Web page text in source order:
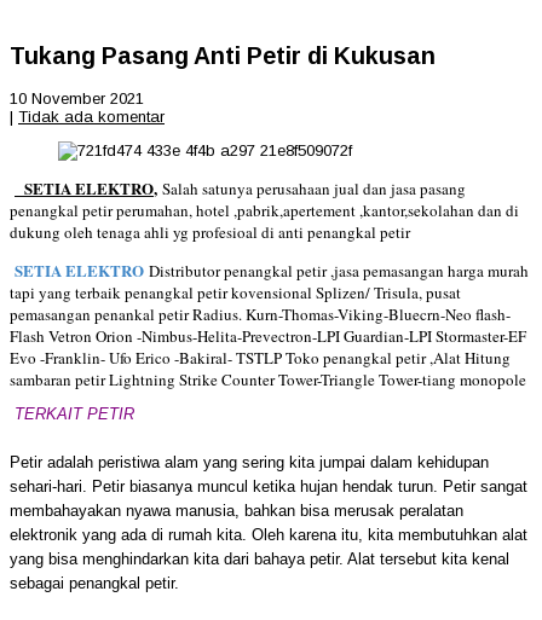
Tukang Pasang Anti Petir di Kukusan
10 November 2021
| Tidak ada komentar
SETIA ELEKTRO, Salah satunya perusahaan jual dan jasa pasang
penangkal petir perumahan, hotel ,pabrik,apertement ,kantor,sekolahan dan di
dukung oleh tenaga ahli yg profesioal di anti penangkal petir
SETIA ELEKTRO Distributor penangkal petir ,jasa pemasangan harga murah
tapi yang terbaik penangkal petir kovensional Splizen/ Trisula, pusat
pemasangan penankal petir Radius. Kurn-Thomas-Viking-Bluecrn-Neo flash-
Flash Vetron Orion -Nimbus-Helita-Prevectron-LPI Guardian-LPI Stormaster-EF
Evo -Franklin- Ufo Erico -Bakiral- TSTLP Toko penangkal petir ,Alat Hitung
sambaran petir Lightning Strike Counter Tower-Triangle Tower-tiang monopole
TERKAIT PETIR
Petir adalah peristiwa alam yang sering kita jumpai dalam kehidupan
sehari-hari. Petir biasanya muncul ketika hujan hendak turun. Petir sangat
membahayakan nyawa manusia, bahkan bisa merusak peralatan
elektronik yang ada di rumah kita. Oleh karena itu, kita membutuhkan alat
yang bisa menghindarkan kita dari bahaya petir. Alat tersebut kita kenal
sebagai penangkal petir.